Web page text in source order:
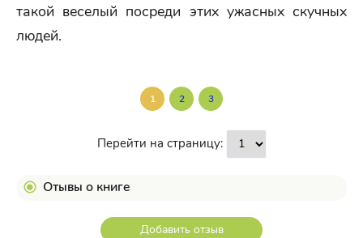
такой веселый посреди этих ужасных скучных
людей.
1 2 3
Перейти на страницу:
Отывы о книге
Добавить отзыв